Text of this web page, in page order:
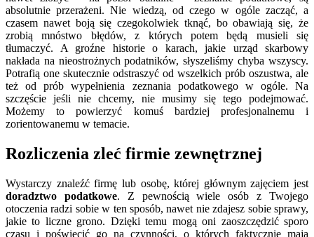
absolutnie przerażeni. Nie wiedzą, od czego w ogóle zacząć, a
czasem nawet boją się czegokolwiek tknąć, bo obawiają się, że
zrobią mnóstwo błędów, z których potem będą musieli się
tłumaczyć. A groźne historie o karach, jakie urząd skarbowy
nakłada na nieostrożnych podatników, słyszeliśmy chyba wszyscy.
Potrafią one skutecznie odstraszyć od wszelkich prób oszustwa, ale
też od prób wypełnienia zeznania podatkowego w ogóle. Na
szczęście jeśli nie chcemy, nie musimy się tego podejmować.
Możemy to powierzyć komuś bardziej profesjonalnemu i
zorientowanemu w temacie.
Rozliczenia zleć firmie zewnętrznej
Wystarczy znaleźć firmę lub osobę, której głównym zajęciem jest
doradztwo podatkowe. Z pewnością wiele osób z Twojego
otoczenia radzi sobie w ten sposób, nawet nie zdajesz sobie sprawy,
jakie to liczne grono. Dzięki temu mogą oni zaoszczędzić sporo
czasu i poświęcić go na czynności, o których faktycznie mają